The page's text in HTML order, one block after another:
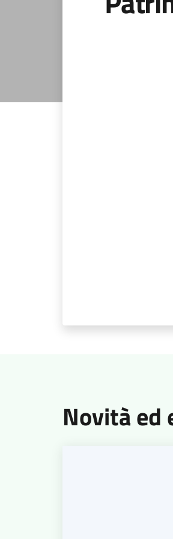
Novità ed